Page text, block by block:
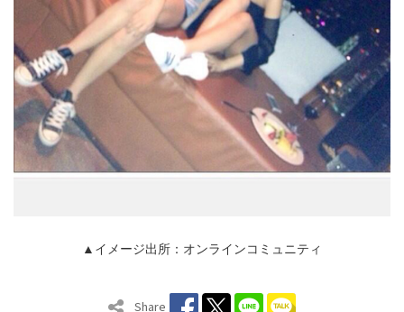
▲イメージ出所：オンラインコミュニティ
Share